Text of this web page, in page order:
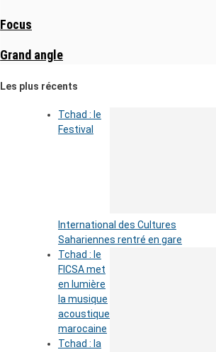
Focus
Grand angle
Les plus récents
Tchad : le
Festival
International des Cultures
Sahariennes rentré en gare
Tchad : le
FICSA met
en lumière
la musique
acoustique
marocaine
Tchad : la